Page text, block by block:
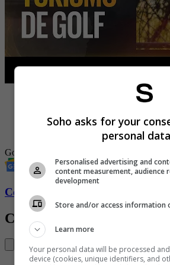
La millonaria demanda que le puso,
Él es Nicolás Echavarría, el
Golf
Conozca más de Soho aquí
Contenido Relacionado
Soho asks for your
personal
Personalised advertising and
content measurement, audience
development
Store and/or access information
Learn more
Your personal data will be processed
device (cookies, unique identifiers, and